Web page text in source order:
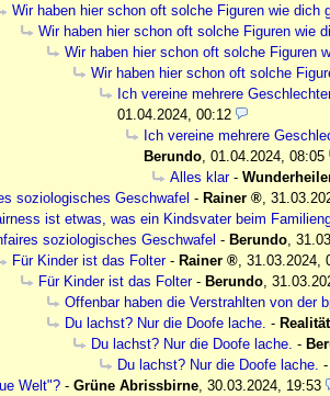
Wir haben hier schon oft solche Figuren wie dich
Wir haben hier schon oft solche Figuren wie
Wir haben hier schon oft solche Figuren
Wir haben hier schon oft solche
Ich vereine mehrere
01.04.2024, 00:12
Ich vereine mehrere
Berundo 01.04.2024, 08:05
Alles klar-
soziologisches Geschwafel - Rainer
ist etwas, was ein Kindsvater beim
soziologisches Geschwafel - Berundo
Für Kinder ist das Folter- Rainer
31.03.2024,
Für Kinder ist das Folter- Berundo
Offenbar haben die Verstrahlten von der
Du lachst? Nur die Doofe lache. - Realität
Du lachst? Nur die Doofe lache. -
Du lachst? Nur die Doofe lache.
Welt"? - Grüne Abrissbirne 30.03.2024, 19:53